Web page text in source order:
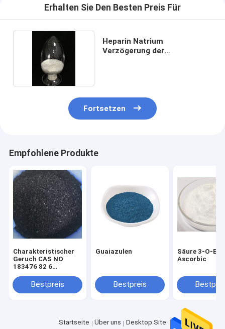
Erhalten Sie Den Besten Preis Für
Heparin Natrium
Verzögerung der
Fortsetzen
Empfohlene Produkte
Charakteristischer
Geruch CAS NO
183476 82 6
Verbindung mit
einem Wassergehalt
Bestpreis
Guaiazulen
Bestpreis
Säure 3-O-
Ascorbic
Startseite Über uns
Desktop Site